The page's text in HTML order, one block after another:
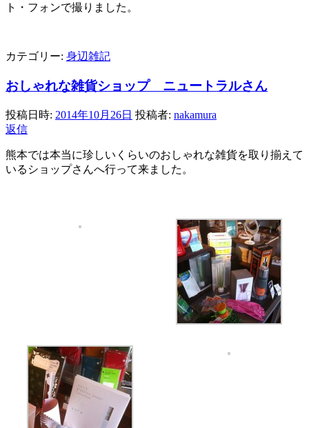
ト・フォンで撮りました。
カテゴリー: 身辺雑記
おしゃれな雑貨ショップ ニュートラルさん
投稿日時: 2014年10月26日 投稿者: nakamura
返信
熊本では本当に珍しいくらいのおしゃれな雑貨を取り揃えて
いるショップさんへ行って来ました。